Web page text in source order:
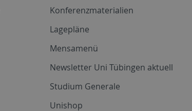
Konferenzmaterialien
Lagepläne
Mensamenü
Newsletter Uni Tübingen aktuell
Studium Generale
Unishop